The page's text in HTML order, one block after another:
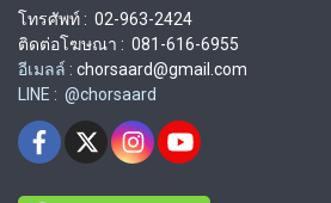
โทรศัพท์ : 02-963-2424
ติดต่อโฆษณา : 081-616-6955
อีเมลล์ : chorsaard@gmail.com
LINE : @chorsaard